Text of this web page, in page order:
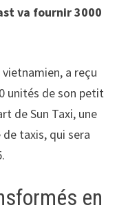
va fournir 3000
a reçu
unités de son petit
de Sun Taxi, une
taxis, qui sera
en